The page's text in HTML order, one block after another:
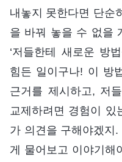
내놓지 못한다면 단순
을 바꿔 놓을 수 없을
‘저들한테 새로운 방
힘든 일이구나! 이 방
근거를 제시하고, 저
교제하려면 경험이 있
가 의견을 구해야겠지
게 물어보고 이야기해